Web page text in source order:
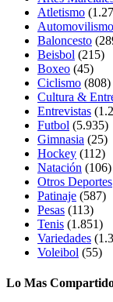
Atletismo
Automovilismo
Baloncesto
Beisbol (215)
Boxeo (45)
Ciclismo (808)
Cultura &
Entrevistas
Futbol (5.935)
Gimnasia (25)
Hockey (112)
Natación (106)
Otros Deportes
Patinaje (587)
Pesas (113)
Tenis (1.851)
Variedades
Voleibol (55)
Lo Mas